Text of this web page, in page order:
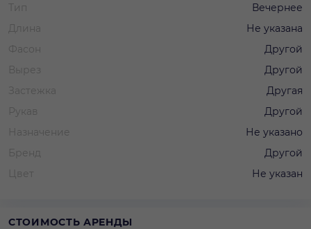
Тип
Вечернее
Длина
Не указана
Фасон
Другой
Вырез
Другой
Застежка
Другая
Рукав
Другой
Назначение
Не указано
Бренд
Другой
Цвет
Не указан
СТОИМОСТЬ АРЕНДЫ